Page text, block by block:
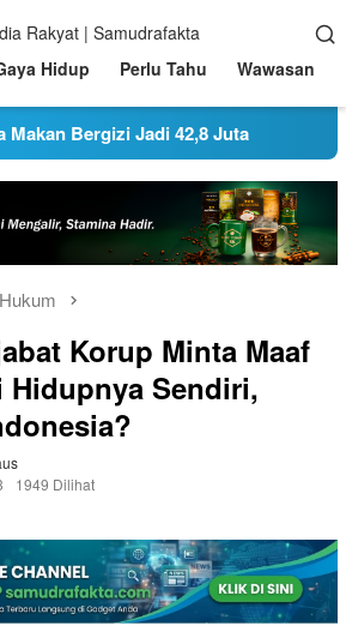
Hidup Perlu Tahu Wawasan
Bergizi Jadi 42,8 Juta
Hukum
Korup Minta Maaf
Sendiri,
1949 Dilihat